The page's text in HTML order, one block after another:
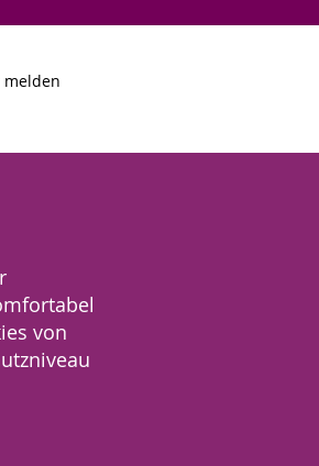
von
melden